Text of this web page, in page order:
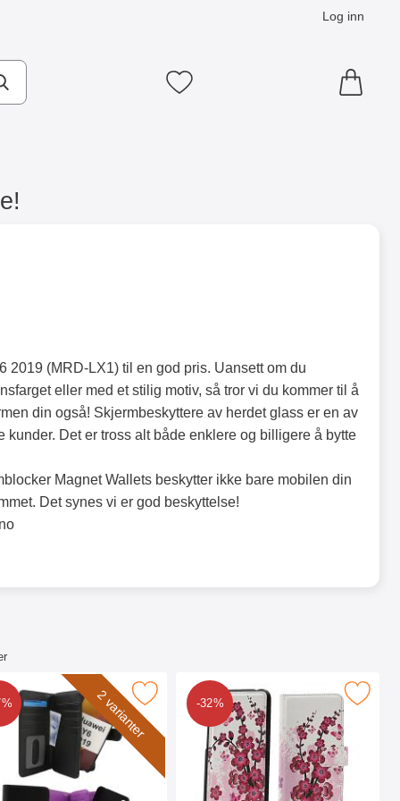
Log inn
Mine favoritter
(MRD-LX1) til en god pris. Uansett om du
eller med et stilig motiv, så tror vi du kommer til å
din også! Skjermbeskyttere av herdet glass er en av
Det er tross alt både enklere og billigere å bytte
Magnet Wallets beskytter ikke bare mobilen din
Det synes vi er god beskyttelse!
2019 som favoritt
2 varianter
XL Magnet Wallet Huawei Y6 2019 som favoritt
-32%
Merk skimblocker Magnet Designwallet